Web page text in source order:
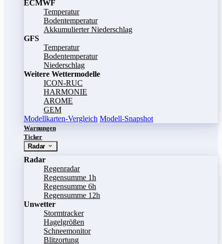
ECMWF
Temperatur
Bodentemperatur
Akkumulierter Niederschlag
GFS
Temperatur
Bodentemperatur
Niederschlag
Weitere Wettermodelle
ICON-RUC
HARMONIE
AROME
GEM
Modellkarten-Vergleich Modell-Snapshot
Warnungen
Ticker
Radar
Radar
Regenradar
Regensumme 1h
Regensumme 6h
Regensumme 12h
Unwetter
Stormtracker
Hagelgrößen
Schneemonitor
Blitzortung